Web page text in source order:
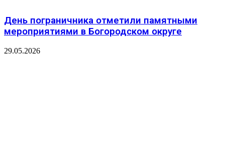
День пограничника отметили памятными
мероприятиями в Богородском округе
29.05.2026